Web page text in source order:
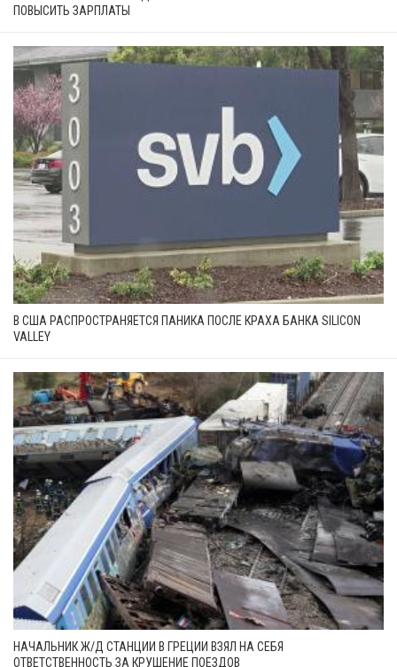
ПОВЫСИТЬ ЗАРПЛАТЫ
В США РАСПРОСТРАНЯЕТСЯ ПАНИКА ПОСЛЕ КРАХА БАНКА SILICON
VALLEY
НАЧАЛЬНИК Ж/Д СТАНЦИИ В ГРЕЦИИ ВЗЯЛ НА СЕБЯ
ОТВЕТСТВЕННОСТЬ ЗА КРУШЕНИЕ ПОЕЗДОВ